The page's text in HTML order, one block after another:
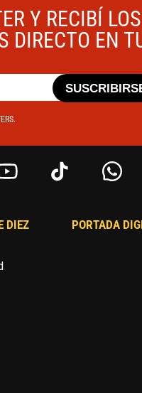
Y RECIBÍ
EN
DIEZ
PORTADA